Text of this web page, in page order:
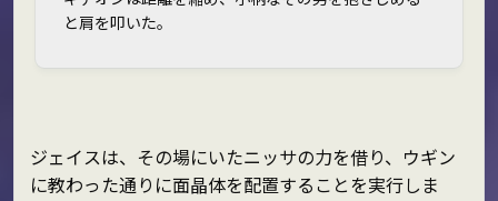
と肩を叩いた。
ジェイスは、その場にいたニッサの力を借り、ウギン
に教わった通りに面晶体を配置することを実行しま